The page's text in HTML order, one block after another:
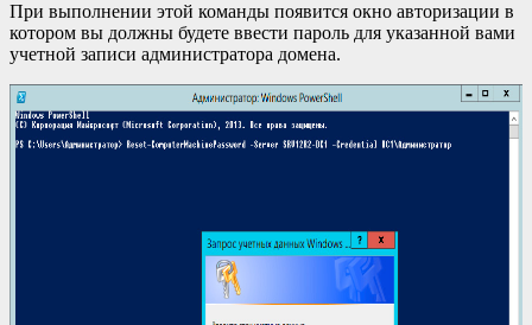
При выполнении этой команды появится окно авторизации в
котором вы должны будете ввести пароль для указанной вами
учетной записи администратора домена.